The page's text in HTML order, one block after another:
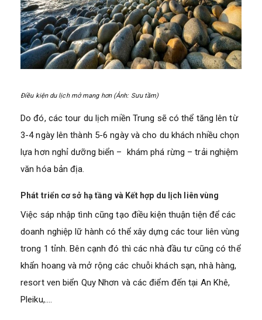
Điều kiện du lịch mở mang hơn (Ảnh: Sưu tầm)
Do đó, các tour du lịch miền Trung sẽ có thể tăng lên từ
3-4 ngày lên thành 5-6 ngày và cho du khách nhiều chọn
lựa hơn nghỉ dưỡng biển – khám phá rừng – trải nghiệm
văn hóa bản địa.
Phát triển cơ sở hạ tầng và Kết hợp du lịch liên vùng
Việc sáp nhập tình cũng tạo điều kiện thuận tiện để các
doanh nghiệp lữ hành có thể xây dựng các tour liên vùng
trong 1 tỉnh. Bên cạnh đó thì các nhà đầu tư cũng có thể
khẩn hoang và mở rộng các chuỗi khách sạn, nhà hàng,
resort ven biển Quy Nhơn và các điểm đến tại An Khê,
Pleiku,….